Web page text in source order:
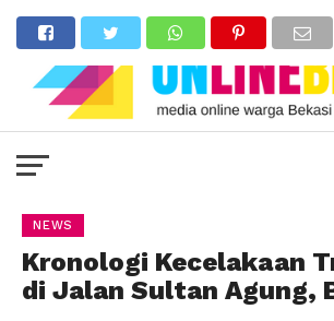
NEWS
Kronologi Kecelakaan
di Jalan Sultan Agung,